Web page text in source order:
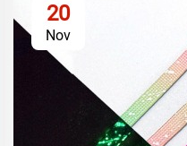
20
Nov